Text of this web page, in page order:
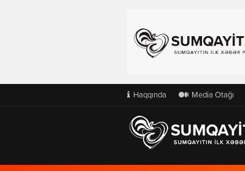
Haqqında Media Otağı